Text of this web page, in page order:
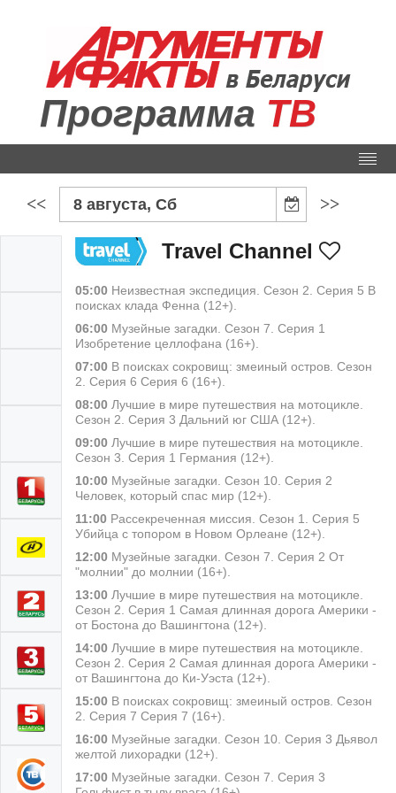
Программа ТВ
<< 8 августа, Сб >>
Travel Channel
05:00 Неизвестная экспедиция. Сезон 2. Серия 5 В
поисках клада Фенна (12+).
06:00 Музейные загадки. Сезон 7. Серия 1
Изобретение целлофана (16+).
07:00 В поисках сокровищ: змеиный остров. Сезон
2. Серия 6 Серия 6 (16+).
08:00 Лучшие в мире путешествия на мотоцикле.
Сезон 2. Серия 3 Дальний юг США (12+).
09:00 Лучшие в мире путешествия на мотоцикле.
Сезон 3. Серия 1 Германия (12+).
10:00 Музейные загадки. Сезон 10. Серия 2
Человек, который спас мир (12+).
11:00 Рассекреченная миссия. Сезон 1. Серия 5
Убийца с топором в Новом Орлеане (12+).
12:00 Музейные загадки. Сезон 7. Серия 2 От
"молнии" до молнии (16+).
13:00 Лучшие в мире путешествия на мотоцикле.
Сезон 2. Серия 1 Самая длинная дорога Америки -
от Бостона до Вашингтона (12+).
14:00 Лучшие в мире путешествия на мотоцикле.
Сезон 2. Серия 2 Самая длинная дорога Америки -
от Вашингтона до Ки-Уэста (12+).
15:00 В поисках сокровищ: змеиный остров. Сезон
2. Серия 7 Серия 7 (16+).
16:00 Музейные загадки. Сезон 10. Серия 3 Дьявол
желтой лихорадки (12+).
17:00 Музейные загадки. Сезон 7. Серия 3